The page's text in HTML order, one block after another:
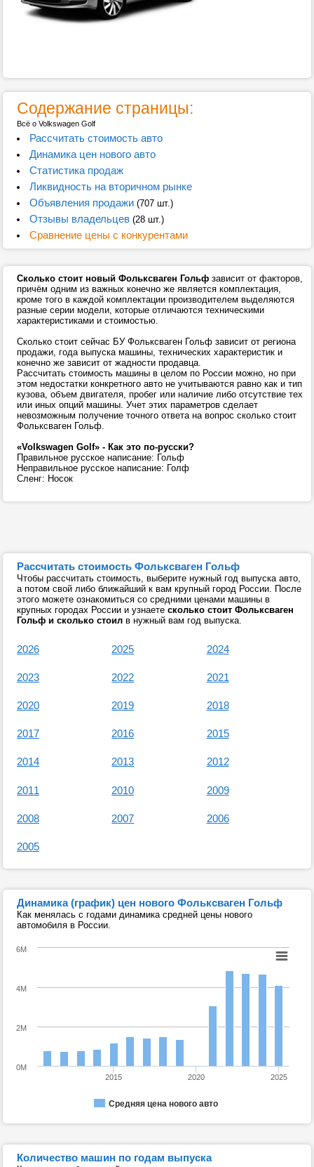
Содержание страницы:
Всё о Volkswagen Golf
Рассчитать стоимость авто
Динамика цен нового авто
Статистика продаж
Ликвидность на вторичном рынке
Объявления продажи(707 шт.)
Отзывы владельцев(28 шт.)
Сравнение цены с конкурентами
Сколько стоит новый Фольксваген Гольф зависит от факторов,
причём одним из важных конечно же является комплектация,
кроме того в каждой комплектации производителем выделяются
разные серии модели, которые отличаются техническими
характеристиками и стоимостью.
Сколько стоит сейчас БУ Фольксваген Гольф зависит от региона
продажи, года выпуска машины, технических характеристик и
конечно же зависит от жадности продавца.
Рассчитать стоимость машины в целом по России можно, но при
этом недостатки конкретного авто не учитываются равно как и тип
кузова, объем двигателя, пробег или наличие либо отсутствие тех
или иных опций машины. Учет этих параметров сделает
невозможным получение точного ответа на вопрос сколько стоит
Фольксваген Гольф.
«Volkswagen Golf» - Как это по-русски?
Правильное русское написание: Гольф
Неправильное русское написание: Голф
Сленг: Носок
Рассчитать стоимость Фольксваген Гольф
Чтобы рассчитать стоимость, выберите нужный год выпуска авто,
а потом свой либо ближайший к вам крупный город России. После
этого можете ознакомиться со средними ценами машины в
крупных городах России и узнаете сколько стоит Фольксваген
Гольф и сколько стоил в нужный вам год выпуска.
2026 2025 2024
2023 2022 2021
2020 2019 2018
2017 2016 2015
2014 2013 2012
2011 2010 2009
2008 2007 2006
2005
Динамика (график) цен нового Фольксваген Гольф
Как менялась с годами динамика средней цены нового
автомобиля в России.
Средняя цена нового авто
2015 2020 2025
0M
2M
4M
6M
Количество машин по годам выпуска